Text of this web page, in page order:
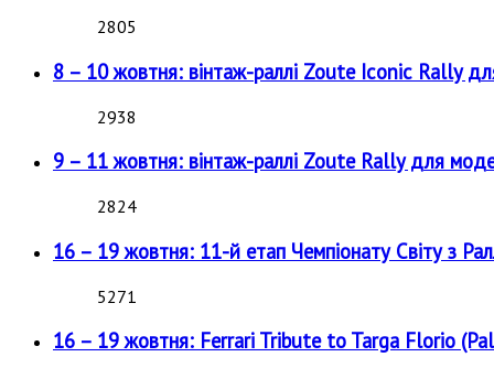
2805
8 – 10 жовтня: вінтаж-раллі Zoute Iconic Rally
2938
9 – 11 жовтня: вінтаж-раллі Zoute Rally для
2824
16 – 19 жовтня: 11-й етап Чемпіонату Світу з
5271
16 – 19 жовтня: Ferrari Tribute to Targa Florio